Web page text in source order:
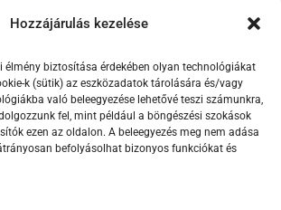
Hozzájárulás kezelése
élmény biztosítása érdekében olyan technológiákat
k (sütik) az eszközadatok tárolására és/vagy
való beleegyezése lehetővé teszi számunkra,
fel, mint például a böngészési szokások
ezen az oldalon. A beleegyezés meg nem adása
befolyásolhat bizonyos funkciókat és
Moderálási szabályzat
T
i
k